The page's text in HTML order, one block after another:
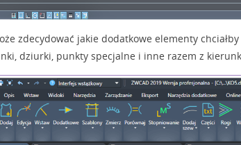
zdecydować jakie dodatkowe elementy
dziurki, punkty specjalne i inne razem z